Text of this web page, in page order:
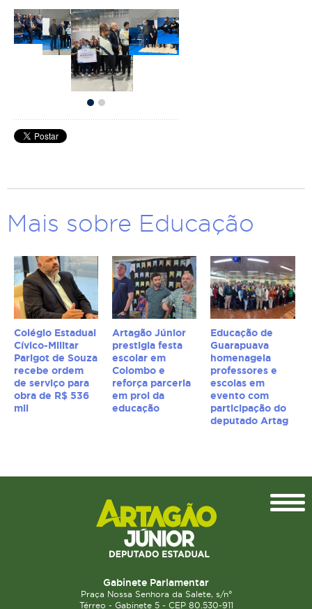
Mais sobre Educação
Colégio Estadual
Cívico-Militar
Parigot de Souza
recebe ordem
de serviço para
obra de R$ 536
mil
Artagão Júnior
prestigia festa
escolar em
Colombo e
reforça parceria
em prol da
educação
Educação de
Guarapuava
homenageia
professores e
escolas em
evento com
participação do
deputado Artag
Gabinete Parlamentar
Praça Nossa Senhora da Salete, s/n°
Térreo - Gabinete 5 - CEP 80.530-911